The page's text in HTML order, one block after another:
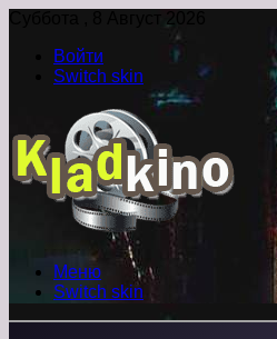
Суббота , 8 Август 2026
Войти
Switch skin
Меню
Switch skin